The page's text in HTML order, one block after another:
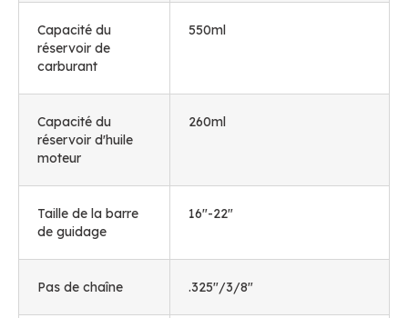
Capacité du
réservoir de
carburant
550ml
Capacité du
réservoir d'huile
moteur
260ml
Taille de la barre
de guidage
16"-22"
Pas de chaîne .325"/3/8"